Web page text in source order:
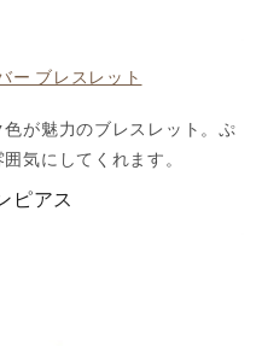
ー ブレスレット
が魅力のブレスレット。ぷ
気にしてくれます。
ピアス